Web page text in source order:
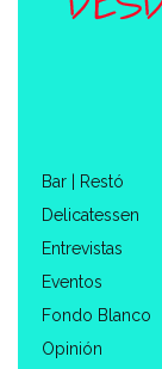
Bar | Restó
Delicatessen
Entrevistas
Eventos
Fondo Blanco
Opinión